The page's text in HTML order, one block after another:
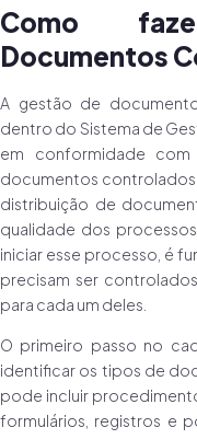
Como
Documentos
A gestão de
dentro do Sistema de
em conformidade
documentos controlados
distribuição de
qualidade dos
iniciar esse processo, é
precisam ser
para cada um deles.
O primeiro passo no
identificar os tipos de
pode incluir
formulários, registros e